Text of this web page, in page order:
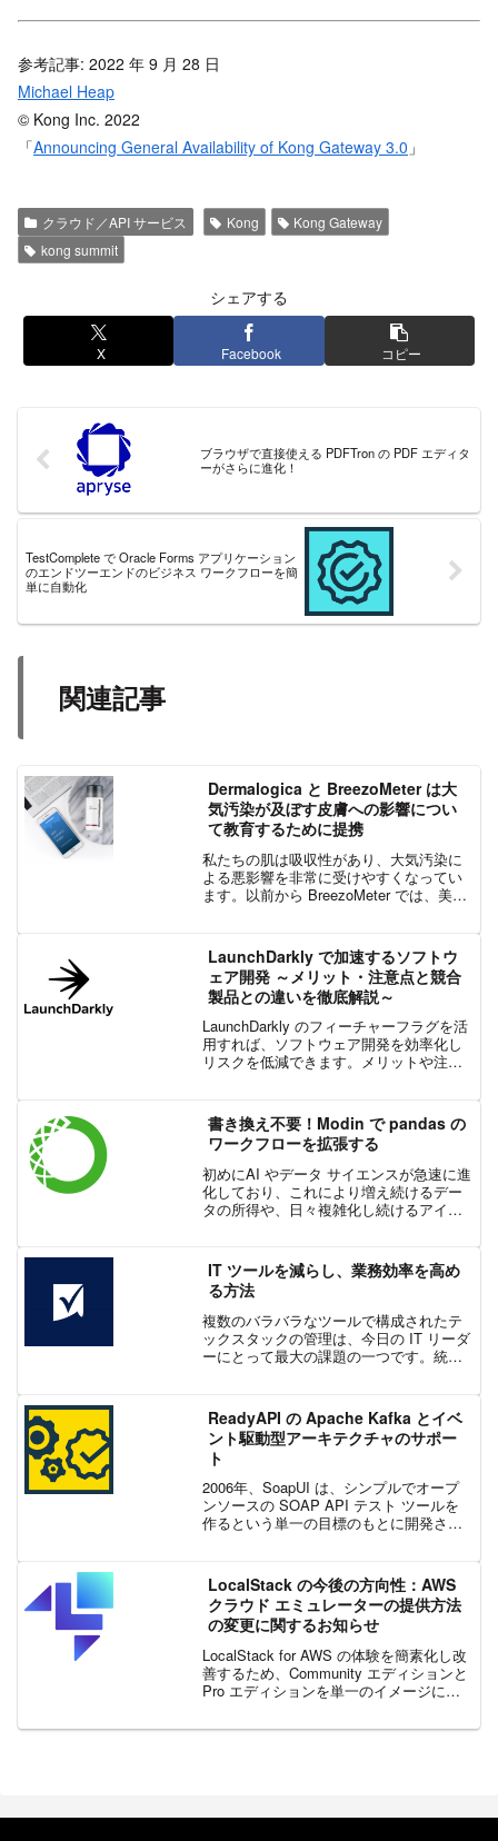
参考記事: 2022 年 9 月 28 日
Michael Heap
© Kong Inc. 2022
「Announcing General Availability of Kong Gateway 3.0 」
クラウド／API サービス Kong
Kong Gateway
kong summit
シェアする
X Facebook コピー
ブラウザで直接使える PDFTron の PDF エディタ
ーがさらに進化！
TestComplete で Oracle Forms アプリケーション
のエンドツーエンドのビジネス ワークフローを簡
単に自動化
関連記事
Dermalogica と BreezoMeter は大
気汚染が及ぼす皮膚への影響につい
て教育するために提携
私たちの肌は吸収性があり、大気汚染に
よる悪影響を非常に受けやすくなってい
ます。以前から BreezoMeter では、美容
BreezoMeter は、米国スキンケアブラ...
LaunchDarkly で加速するソフトウ
ェア開発 ～メリット・注意点と競合
製品との違いを徹底解説～
LaunchDarkly のフィーチャーフラグを活
用すれば、ソフトウェア開発を効率化し
リスクを低減できます。メリットや注意
ートします。
書き換え不要！Modin で pandas の
ワークフローを拡張する
初めにAI やデータ サイエンスが急速に進
化しており、これにより増え続けるデー
タの所得や、日々複雑化し続けるアイデ
らの進歩は、価値の抽出からシステム エ
ンジニアリングへ...
IT ツールを減らし、業務効率を高め
る方法
複数のバラバラなツールで構成されたテ
ックスタックの管理は、今日の IT リーダ
ーにとって最大の課題の一つです。統合
え、IT 部門が過剰な負荷に陥らないよう
にすることを目的...
ReadyAPI の Apache Kafka とイベ
ント駆動型アーキテクチャのサポー
ト
2006年、SoapUI は、シンプルでオープ
ンソースの SOAP API テスト ツールを
作るという単一の目標のもとに開発され
て、SmartBear は SoapUI ...
LocalStack の今後の方向性：AWS
クラウド エミュレーターの提供方法
の変更に関するお知らせ
LocalStack for AWS の体験を簡素化し改
善するため、Community エディションと
Pro エディションを単一のイメージに統
ーザー向けにアカウント ベースの無料体